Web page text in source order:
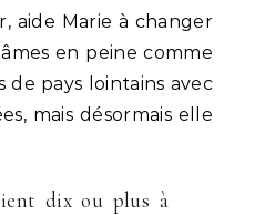
aide Marie à changer
en peine comme
de pays lointains avec
mais désormais elle
dix ou plus à